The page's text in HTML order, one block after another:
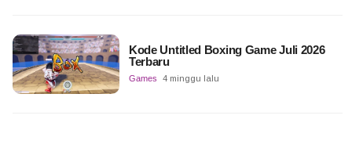
Kode Untitled Boxing Game Juli 2026
Terbaru
Games 4 minggu lalu